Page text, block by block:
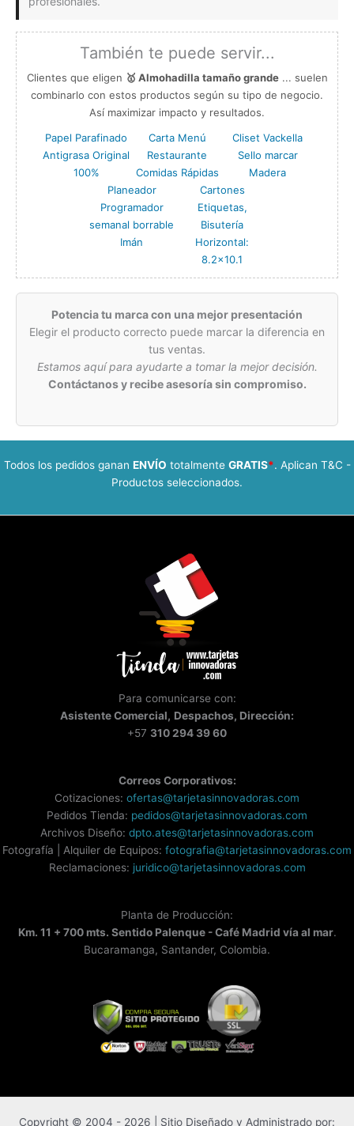
También te puede servir...
Clientes que eligen 🥇 Almohadilla tamaño grande... suelen
combinarlo con estos productos según su tipo de negocio.
Así maximizar impacto y resultados.
Papel Parafinado
Antigrasa Original
100%
Carta Menú
Restaurante
Comidas Rápidas
Cliset Vackella
Sello marcar
Madera
Planeador
Programador
semanal borrable
Imán
Cartones
Etiquetas,
Bisutería
Horizontal:
8.2×10.1
Potencia tu marca con una mejor presentación
Elegir el producto correcto puede marcar la diferencia en
tus ventas.
Estamos aquí para ayudarte a tomar la mejor decisión.
Contáctanos y recibe asesoría sin compromiso.
Todos los pedidos ganan ENVÍO totalmente GRATIS*. Aplican T&C -
Productos seleccionados.
Para comunicarse con:
AsistenteComercial, Despachos, Dirección:
+57 310 294 39 60
Correos Corporativos:
Cotizaciones: ofertas@tarjetasinnovadoras.com
Pedidos Tienda: pedidos@tarjetasinnovadoras.com
Archivos Diseño: dpto.ates@tarjetasinnovadoras.com
Fotografía | Alquiler de Equipos: fotografia@tarjetasinnovadoras.com
Reclamaciones: juridico@tarjetasinnovadoras.com
Planta de Producción:
Km. 11 + 700 mts. Sentido Palenque - Café Madrid vía al mar.
Bucaramanga, Santander, Colombia.
Copyright © 2004 - 2026 | Sitio Diseñado y Administrado por: